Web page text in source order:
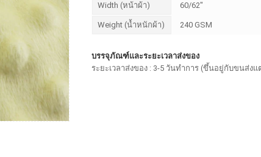
Width (หน้าผ้า) 60/62"
Weight (น้ำหนักผ้า) 240 GSM
บรรจุภัณฑ์และระยะเวลาส่งของ
ระยะเวลาส่งของ : 3-5 วันทำการ (ขึ้นอยู่กับขนส่งแ